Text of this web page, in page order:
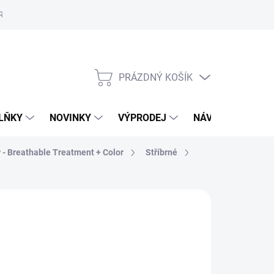
řád
NÁKUPNÍ
PRÁZDNÝ KOŠÍK
NOVINKY VÝPRODEJ NÁVODY
Breathable Treatment + Color
Stříbrné